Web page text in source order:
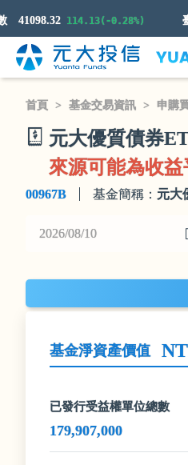
114.13(-0.28%) 臺
首頁 基金交易資訊 申購
元大優質債券
來源可能為收益
00967B 基金簡稱： 元大
基金淨資產價值
已發行受益權單位總數
179,907,000